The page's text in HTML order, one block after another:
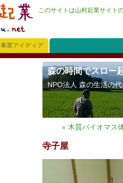
このサイトは山村起業サイト
事業アイディア インタビュー「先人に学
森の時間でスロー
NPO法人 森の生活の
« 木質バイオマス
寺子屋